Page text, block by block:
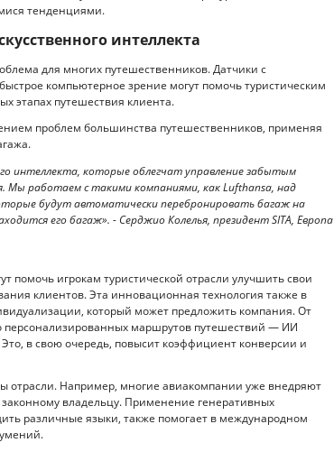
тенденциями.
интеллекта
для многих путешественников. Датчики с
компьютерное зрение могут помочь туристическим
этапах путешествия клиента.
проблем большинства путешественников, применяя
интеллекта, которые облегчат управление забытым
Мы работаем с такими компаниями, как Lufthansa, над
будут автоматически перебронировать багаж на
его багаж». - Серджио Колелья, президент SITA, Европа
помочь игрокам туристической отрасли улучшить свои
клиентов. Эта инновационная технология также в
который может предложить компания. От
персонализированных маршрутов путешествий — ИИ
в свою очередь, повысит коэффициент конверсии и
Например, многие авиакомпании уже внедряют
владельцу. Применение генеративных
различные языки, также помогает в международном